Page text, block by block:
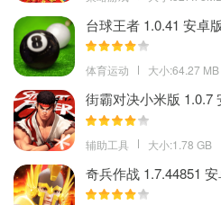
台球王者 1.0.41 安卓
体育运动 大小:64.27 MB
街霸对决小米版 1.0.7
辅助工具 大小:1.78 GB
奇兵作战 1.7.44851